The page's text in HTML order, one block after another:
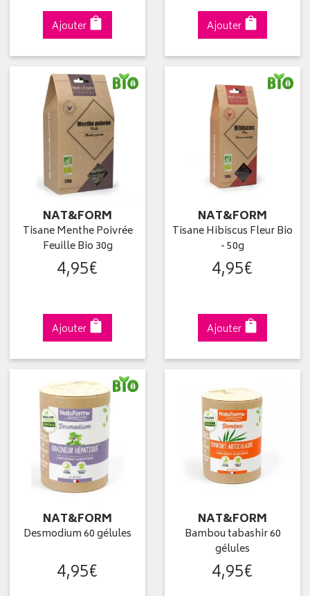
Ajouter Ajouter
NAT&FORM
Tisane Menthe Poivrée
Feuille Bio 30g
4,95€
Ajouter
NAT&FORM
Tisane Hibiscus Fleur Bio
- 50g
4,95€
Ajouter
NAT&FORM
Desmodium 60 gélules
4,95€
NAT&FORM
Bambou tabashir 60
gélules
4,95€